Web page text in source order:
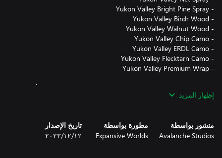
محتويات هذه الحزمة تجميلية فقط ويُمكن تطبيقها على جميع الأسلحة
والخيام والمخابئ في اللعبة. يُمكن معاينتها داخل اللعبة مجانًا قبل
إظهار المزيد
منشور بواسطة
Avalanche Studios
مطورة بواسطة
Expansive Worlds
تاريخ الإصدار
١٢‏/١٢‏/٢٠٢٣